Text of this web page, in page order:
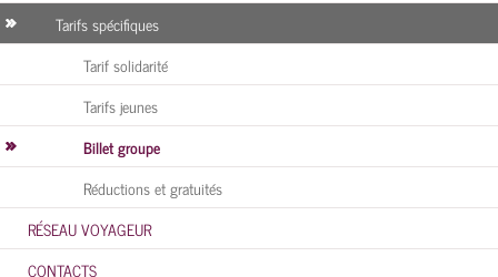
Tarifs spécifiques
Tarif solidarité
Tarifs jeunes
Billet groupe
Réductions et gratuités
RÉSEAU VOYAGEUR
CONTACTS